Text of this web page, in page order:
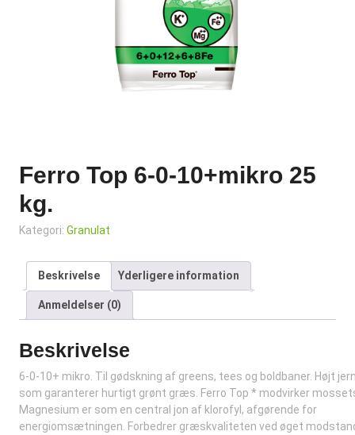
Ferro Top 6-0-10+mikro 25
kg.
Kategori: Granulat
Beskrivelse Yderligere information
Anmeldelser (0)
Beskrivelse
6-0-10+ mikro. Til gødskning af greens, tees og boldbaner. Højt
som garanterer hurtigt grønt græs. Ferro Top * modvirker
Magnesium er som en central jon af klorofyl, afgørende for
energiomsætningen. Forbedrer græskvaliteten ved øget